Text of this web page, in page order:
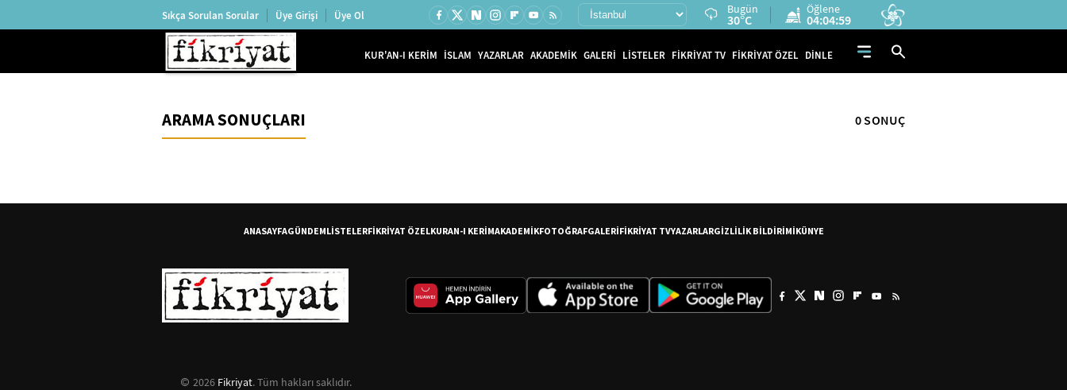
Sıkça Sorulan Sorular Üye Girişi Üye Ol Bugün
30°C
Öğlene
04:04:59
KUR'AN-I KERİM İSLAM YAZARLAR AKADEMİK GALERİ LİSTELER FİKRİYAT TV FİKRİYAT ÖZEL DİNLE
ARAMA SONUÇLARI 0 SONUÇ
ANASAYFAGÜNDEMLİSTELERFİKRİYAT ÖZELKURAN-I KERİMAKADEMİKFOTOĞRAFGALERİFİKRİYAT TVYAZARLARGİZLİLİK BİLDİRİMİKÜNYE
2026 Fikriyat. Tüm hakları saklıdır.